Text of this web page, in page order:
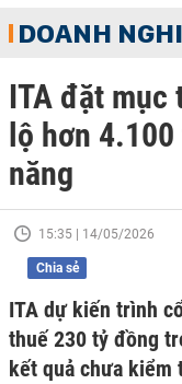
DOANH
ITA đặt mục
lộ hơn
năng
15:35 | 14/05/2026
Chia sẻ
ITA dự kiến trình
thuế 230 tỷ đồng
kết quả chưa kiểm